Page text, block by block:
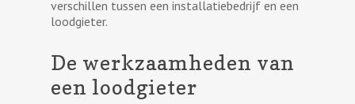
verschillen tussen een installatiebedrijf en een
loodgieter.
De werkzaamheden van
een loodgieter